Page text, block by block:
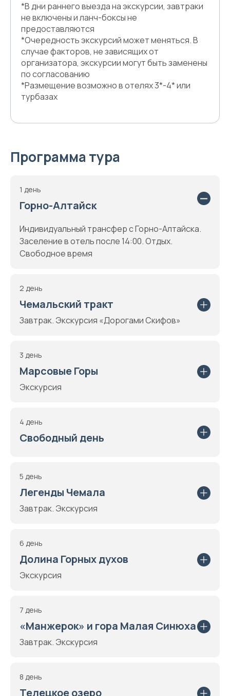
*В дни раннего выезда на экскурсии, завтраки
не включены и ланч-боксы не
предоставляются
*Очередность экскурсий может меняться. В
случае факторов, не зависящих от
организатора, экскурсии могут быть заменены
по согласованию
*Размещение возможно в отелях 3*-4* или
турбазах
Программа тура
1 день
Горно-Алтайск
Индивидуальный трансфер с Горно-Алтайска.
Заселение в отель после 14:00. Отдых.
Свободное время
2 день
Чемальский тракт
Завтрак. Экскурсия «Дорогами Скифов»
3 день
Марсовые Горы
Экскурсия
4 день
Свободный день
5 день
Легенды Чемала
Завтрак. Экскурсия
6 день
Долина Горных духов
Экскурсия
7 день
«Манжерок» и гора Малая Синюха
Завтрак. Экскурсия
8 день
Телецкое озеро